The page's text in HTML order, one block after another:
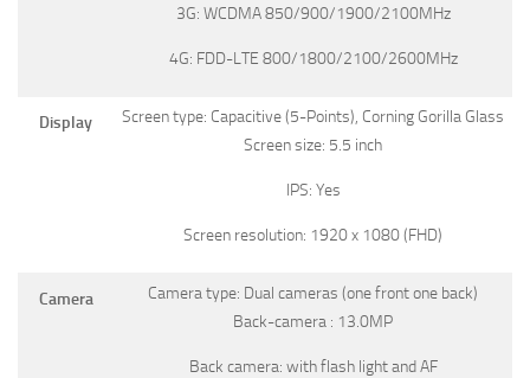
3G: WCDMA 850/900/1900/2100MHz
4G: FDD-LTE 800/1800/2100/2600MHz
Display
Screen type: Capacitive (5-Points), Corning Gorilla Glass
Screen size: 5.5 inch
IPS: Yes
Screen resolution: 1920 x 1080 (FHD)
Camera
Camera type: Dual cameras (one front one back)
Back-camera : 13.0MP
Back camera: with flash light and AF